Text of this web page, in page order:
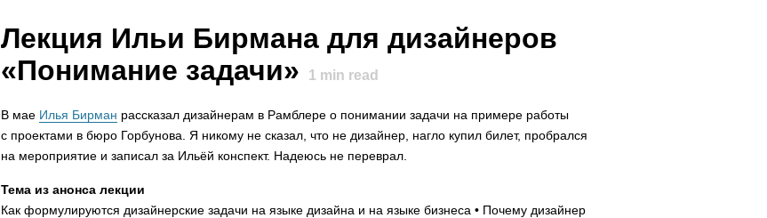
Лекция Ильи Бирмана для дизайнеров
«Понимание задачи»
1 min read
В мае Илья Бирман рассказал дизайнерам в Рамблере о понимании задачи на примере работы
с проектами в бюро Горбунова. Я никому не сказал, что не дизайнер, нагло купил билет, пробрался
на мероприятие и записал за Ильёй конспект. Надеюсь не переврал.
Тема из анонса лекции
Как формулируются дизайнерские задачи на языке дизайна и на языке бизнеса • Почему дизайнер